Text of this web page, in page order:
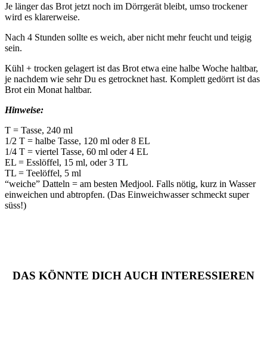
Je länger das Brot jetzt noch im Dörrgerät bleibt, umso trockener
wird es klarerweise.
Nach 4 Stunden sollte es weich, aber nicht mehr feucht und teigig
sein.
Kühl + trocken gelagert ist das Brot etwa eine halbe Woche haltbar,
je nachdem wie sehr Du es getrocknet hast. Komplett gedörrt ist das
Brot ein Monat haltbar.
Hinweise:
T = Tasse, 240 ml
1/2 T = halbe Tasse, 120 ml oder 8 EL
1/4 T = viertel Tasse, 60 ml oder 4 EL
EL = Esslöffel, 15 ml, oder 3 TL
TL = Teelöffel, 5 ml
“weiche” Datteln = am besten Medjool. Falls nötig, kurz in Wasser
einweichen und abtropfen. (Das Einweichwasser schmeckt super
süss!)
DAS KÖNNTE DICH AUCH INTERESSIEREN